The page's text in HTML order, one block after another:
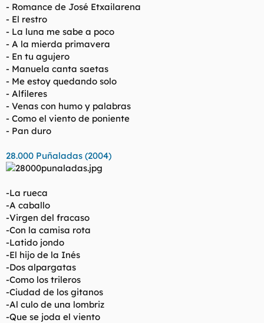
- Romance de José Etxailarena
- El restro
- La luna me sabe a poco
- A la mierda primavera
- En tu agujero
- Manuela canta saetas
- Me estoy quedando solo
- Alfileres
- Venas con humo y palabras
- Como el viento de poniente
- Pan duro
28.000 Puñaladas (2004)
-La rueca
-A caballo
-Virgen del fracaso
-Con la camisa rota
-Latido jondo
-El hijo de la Inés
-Dos alpargatas
-Como los trileros
-Ciudad de los gitanos
-Al culo de una lombriz
-Que se joda el viento